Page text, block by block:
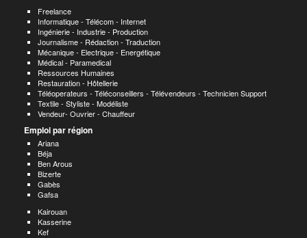
Freelance
Informatique - Télécom - Internet
Ingénierie - Industrie - Production
Journalisme - Rédaction - Traduction
Mécanique - Electrique - Energétique
Médical - Paramedical
Ressources Humaines
Restauration - Hôtellerie
Téléoperateurs - Téléconseillers - Télévendeurs - Technicien Support
Textile - Styliste - Modéliste
Vendeur- Ouvrier - Chauffeur
Emploi par région
Ariana
Béja
Ben Arous
Bizerte
Gabès
Gafsa
Kairouan
Kasserine
Kef